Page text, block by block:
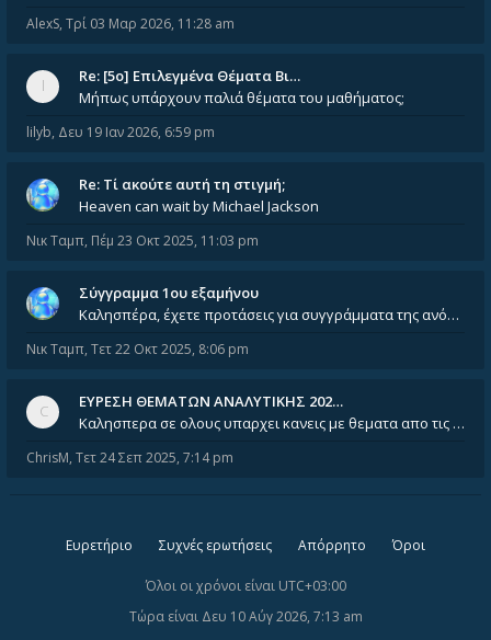
AlexS, Τρί 03 Μαρ 2026, 11:28 am
Re: [5ο] Επιλεγμένα Θέματα Βι…
Μήπως υπάρχουν παλιά θέματα του μαθήματος;
lilyb, Δευ 19 Ιαν 2026, 6:59 pm
Re: Tί ακούτε αυτή τη στιγμή;
Heaven can wait by Michael Jackson
Νικ Ταμπ, Πέμ 23 Οκτ 2025, 11:03 pm
Σύγγραμμα 1ου εξαμήνου
Καλησπέρα, έχετε προτάσεις για συγγράμματα της ανόργανης χημείας? Είμαι ανάμεσα σε Λιοδάκη, Chung και Atkins
Νικ Ταμπ, Τετ 22 Οκτ 2025, 8:06 pm
ΕΥΡΕΣΗ ΘΕΜΑΤΩΝ ΑΝΑΛΥΤΙΚΗΣ 202…
Καλησπερα σε ολους υπαρχει κανεις με θεματα απο τις εξετασεις του ιουνιου και σεπτεμβρίου για την αναλυτικη χημεια
ChrisM, Τετ 24 Σεπ 2025, 7:14 pm
Ευρετήριο Συχνές ερωτήσεις Απόρρητο Όροι
Όλοι οι χρόνοι είναι UTC+03:00
Τώρα είναι Δευ 10 Αύγ 2026, 7:13 am